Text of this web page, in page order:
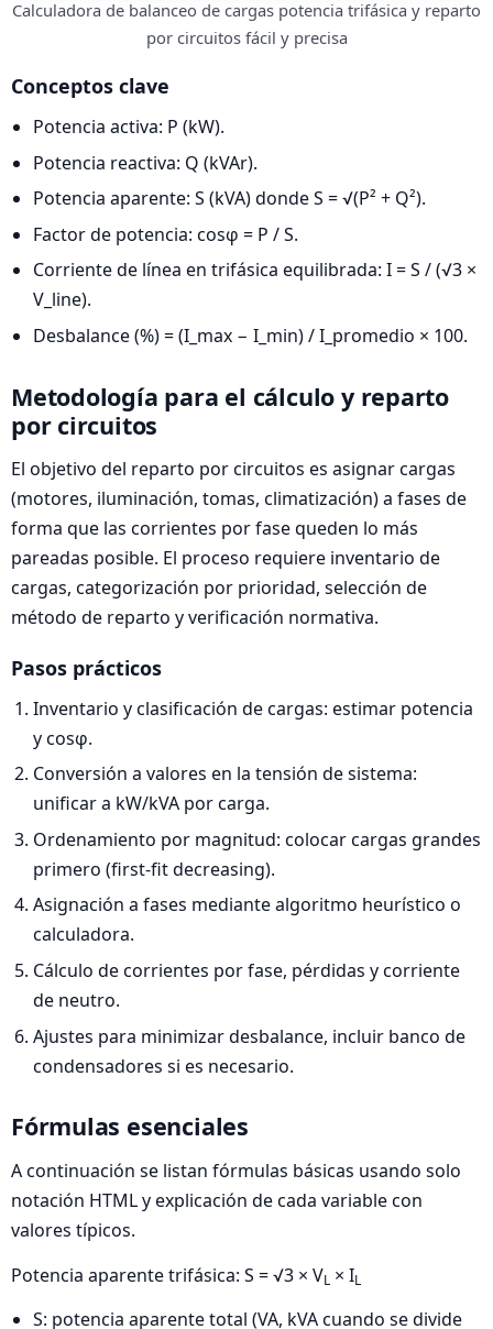
Calculadora de balanceo de cargas potencia trifásica y reparto
por circuitos fácil y precisa
Conceptos clave
Potencia activa: P (kW).
Potencia reactiva: Q (kVAr).
Potencia aparente: S (kVA) donde S = √(P² + Q²).
Factor de potencia: cosφ = P / S.
Corriente de línea en trifásica equilibrada: I = S / (√3 ×
V_line).
Desbalance (%) = (I_max − I_min) / I_promedio × 100.
Metodología para el cálculo y reparto
por circuitos
El objetivo del reparto por circuitos es asignar cargas
(motores, iluminación, tomas, climatización) a fases de
forma que las corrientes por fase queden lo más
pareadas posible. El proceso requiere inventario de
cargas, categorización por prioridad, selección de
método de reparto y verificación normativa.
Pasos prácticos
Inventario y clasificación de cargas: estimar potencia
y cosφ.
Conversión a valores en la tensión de sistema:
unificar a kW/kVA por carga.
Ordenamiento por magnitud: colocar cargas grandes
primero (first-fit decreasing).
Asignación a fases mediante algoritmo heurístico o
calculadora.
Cálculo de corrientes por fase, pérdidas y corriente
de neutro.
Ajustes para minimizar desbalance, incluir banco de
condensadores si es necesario.
Fórmulas esenciales
A continuación se listan fórmulas básicas usando solo
notación HTML y explicación de cada variable con
valores típicos.
Potencia aparente trifásica: S = √3 × VL × IL
S: potencia aparente total (VA, kVA cuando se divide